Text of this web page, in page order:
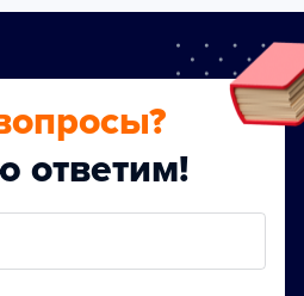
ответим!